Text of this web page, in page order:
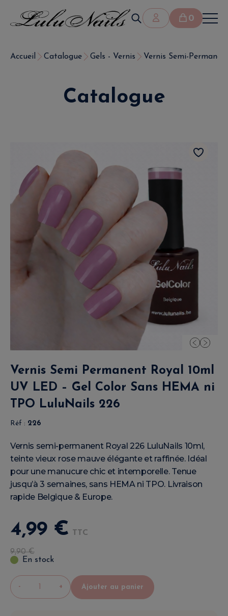
0
Accueil Catalogue Gels - Vernis Vernis Semi-
Catalogue
Vernis Semi Permanent Royal 10ml
UV LED – Gel Color Sans HEMA ni
TPO LuluNails 226
Réf : 226
Vernis semi-permanent Royal 226 LuluNails 10ml,
teinte vieux rose mauve élégante et raffinée. Idéal
pour une manucure chic et intemporelle. Tenue
jusqu’à 3 semaines, sans HEMA ni TPO. Livraison
rapide Belgique & Europe.
4,99 € TTC
9,90€
En stock
- + Ajouter au panier